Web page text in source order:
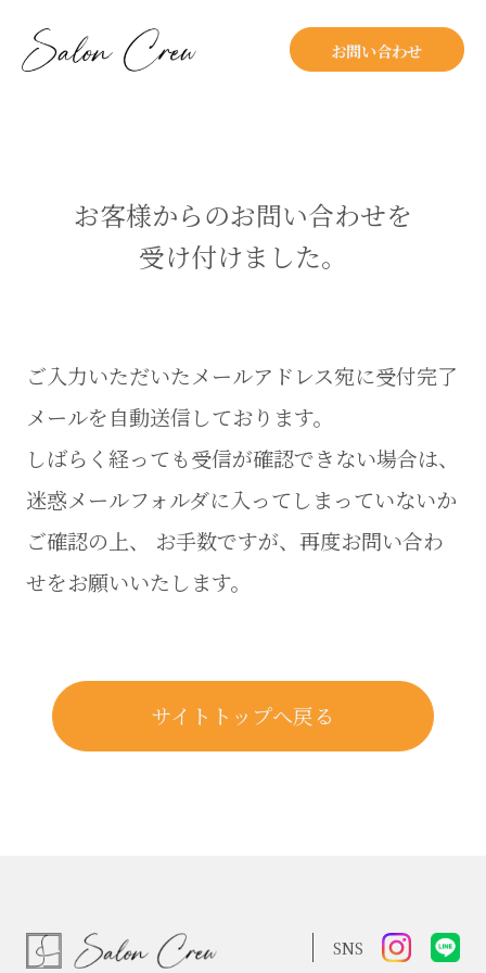
お問い合わせ
お客様からのお問い合わせを
受け付けました。
ご入力いただいたメールアドレス宛に受付完了
メールを自動送信しております。
しばらく経っても受信が確認できない場合は、
迷惑メールフォルダに入ってしまっていないか
ご確認の上、
お手数ですが、再度お問い合わ
せをお願いいたします。
サイトトップへ戻る
SNS